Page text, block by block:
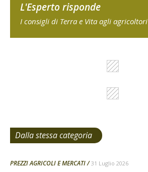
L'Esperto risponde
I consigli di Terra e Vita agli agricoltori
Dalla stessa categoria
PREZZI AGRICOLI E MERCATI 31 Luglio 2026